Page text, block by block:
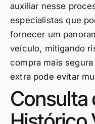
auxiliar nesse
especialistas que
fornecer um
veículo, mitigando
compra mais
extra pode evitar
Consulta